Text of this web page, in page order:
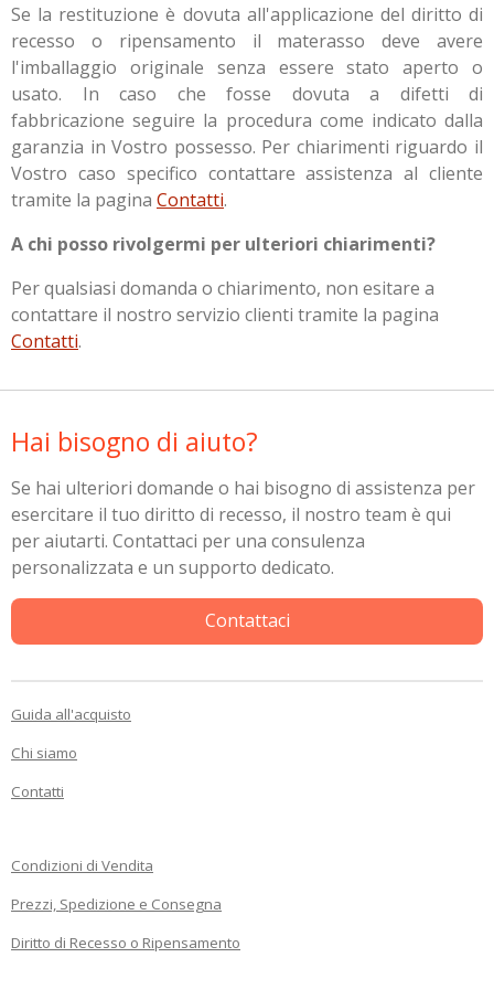
Se la restituzione è dovuta all'applicazione del diritto di
recesso o ripensamento il materasso deve avere
l'imballaggio originale senza essere stato aperto o
usato. In caso che fosse dovuta a difetti di
fabbricazione seguire la procedura come indicato dalla
garanzia in Vostro possesso. Per chiarimenti riguardo il
Vostro caso specifico contattare assistenza al cliente
tramite la pagina Contatti.
A chi posso rivolgermi per ulteriori chiarimenti?
Per qualsiasi domanda o chiarimento, non esitare a
contattare il nostro servizio clienti tramite la pagina
Contatti.
Hai bisogno di aiuto?
Se hai ulteriori domande o hai bisogno di assistenza per
esercitare il tuo diritto di recesso, il nostro team è qui
per aiutarti. Contattaci per una consulenza
personalizzata e un supporto dedicato.
Contattaci
Guida all'acquisto
Chi siamo
Contatti
Condizioni di Vendita
Prezzi, Spedizione e Consegna
Diritto di Recesso o Ripensamento